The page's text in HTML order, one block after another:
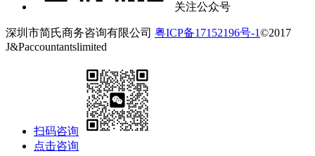
关注公众号
深圳市简氏商务咨询有限公司 粤ICP备17152196号-1©2017
J&Paccountantslimited
扫码咨询
点击咨询